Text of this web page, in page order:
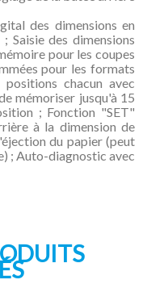
des dimensions en
Saisie des dimensions
pour les coupes
pour les formats
chacun avec
mémoriser jusqu'à 15
; Fonction "SET"
à la dimension de
du papier (peut
; Auto-diagnostic avec